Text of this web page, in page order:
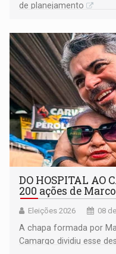
de planejamento
DO HOSPITAL AO
200 ações de
Eleições 2026 08
A chapa formada por
Camargo dividiu esse